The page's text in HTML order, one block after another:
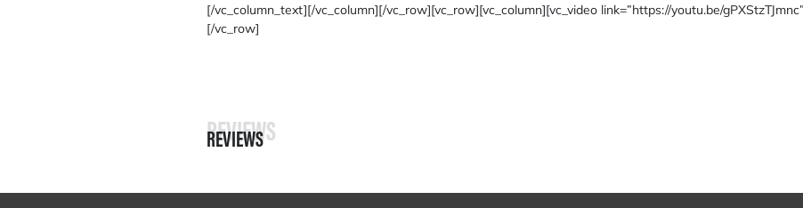
[/vc_column_text][/vc_column][/vc_row][vc_row][vc_column][vc_video link=”https://youtu.be/
[/vc_row]
REVIEWS
REVIEWS